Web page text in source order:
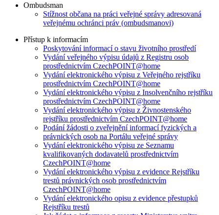
Ombudsman
Stížnost občana na práci veřejné správy adresovaná
veřejnému ochránci práv (ombudsmanovi)
Přístup k informacím
Poskytování informací o stavu životního prostředí
Vydání veřejného výpisu údajů z Registru osob
prostřednictvím CzechPOINT@home
Vydání elektronického výpisu z Veřejného rejstříku
prostřednictvím CzechPOINT@home
Vydání elektronického výpisu z Insolvenčního rejstříku
prostřednictvím CzechPOINT@home
Vydání elektronického výpisu z Živnostenského
rejstříku prostřednictvím CzechPOINT@home
Podání žádosti o zveřejnění informací fyzických a
právnických osob na Portálu veřejné správy
Vydání elektronického výpisu ze Seznamu
kvalifikovaných dodavatelů prostřednictvím
CzechPOINT@home
Vydání elektronického výpisu z evidence Rejstříku
trestů právnických osob prostřednictvím
CzechPOINT@home
Vydání elektronického opisu z evidence přestupků
Rejstříku trestů